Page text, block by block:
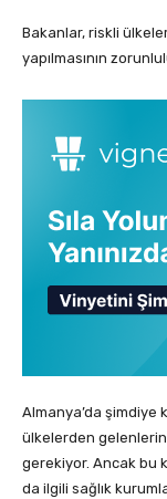
Bakanlar, riskli
yapılmasının
Almanya’da
ülkelerden gelenlerin
gerekiyor. Ancak bu
da ilgili sağlık